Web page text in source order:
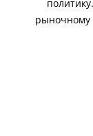
рыночному